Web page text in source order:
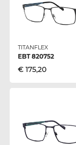
TITANFLEX
EBT 820752
€ 175,20